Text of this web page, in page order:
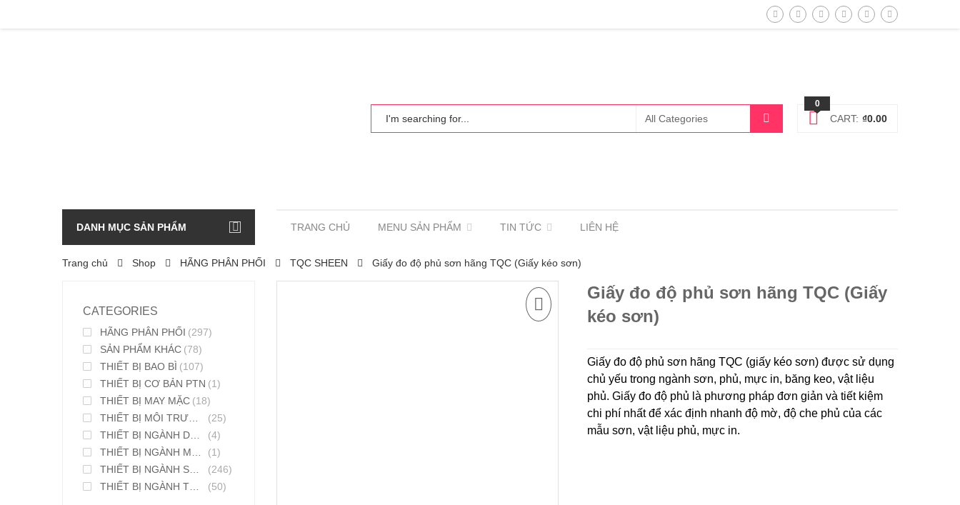
0
CART: ₫0.00
DANH MỤC SẢN PHẨM TRANG CHỦ MENU SẢN PHẨM TIN TỨC LIÊN HỆ
Trang chủ Shop HÃNG PHÂN PHỐI TQC SHEEN Giấy đo độ phủ sơn hãng TQC (Giấy kéo sơn)
Giấy đo độ phủ sơn hãng TQC (Giấy
kéo sơn)
Giấy đo độ phủ sơn hãng TQC (giấy kéo sơn) được sử dụng
chủ yếu trong ngành sơn, phủ, mực in, băng keo, vật liệu
phủ. Giấy đo độ phủ là phương pháp đơn giản và tiết kiệm
chi phí nhất để xác định nhanh độ mờ, độ che phủ của các
mẫu sơn, vật liệu phủ, mực in.
CATEGORIES
HÃNG PHÂN PHỐI (297)
SẢN PHẨM KHÁC (78)
THIẾT BỊ BAO BÌ (107)
THIẾT BỊ CƠ BẢN PTN (1)
THIẾT BỊ MAY MẶC (18)
THIẾT BỊ MÔI TRƯỜNG
(25)
THIẾT BỊ NGÀNH DƯỢC PHẨM
(4)
THIẾT BỊ NGÀNH MỸ PHẨM
(1)
THIẾT BỊ NGÀNH SƠN MỰC IN
(246)
THIẾT BỊ NGÀNH THỰC PHẨM
(50)